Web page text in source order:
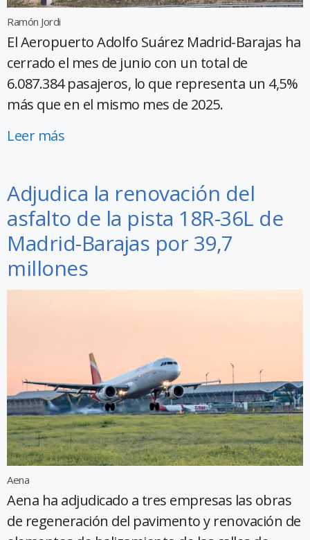
Ramón Jordi
El Aeropuerto Adolfo Suárez Madrid-Barajas ha
cerrado el mes de junio con un total de
6.087.384 pasajeros, lo que representa un 4,5%
más que en el mismo mes de 2025.
Leer más
Adjudica la renovación del
asfalto de la pista 18R-36L de
Madrid-Barajas por 39,7
millones
Aena
Aena ha adjudicado a tres empresas las obras
de regeneración del pavimento y renovación de